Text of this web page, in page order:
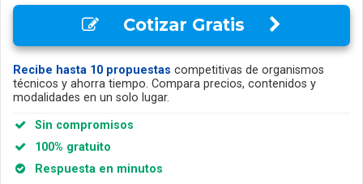
Cotizar Gratis
Recibe hasta 10 propuestas competitivas de organismos
técnicos y ahorra tiempo. Compara precios, contenidos y
modalidades en un solo lugar.
Sin compromisos
100% gratuito
Respuesta en minutos